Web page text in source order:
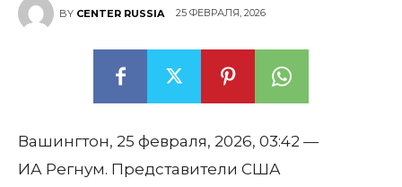
BY CENTER RUSSIA 25 ФЕВРАЛЯ, 2026
Вашингтон, 25 февраля, 2026, 03:42 —
ИА Регнум. Представители США